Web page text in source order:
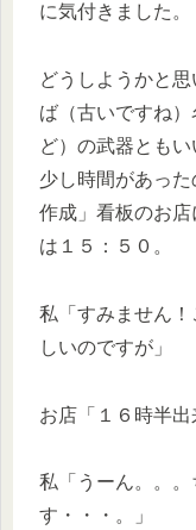
に気付きました。
どうしようかと
ば（古いですね
ど）の武器ともい
少し時間があっ
作成」看板のお
は１５：５０。
私「すみません
しいのですが」
お店「１６時半出
私「うーん。。
す・・・。」